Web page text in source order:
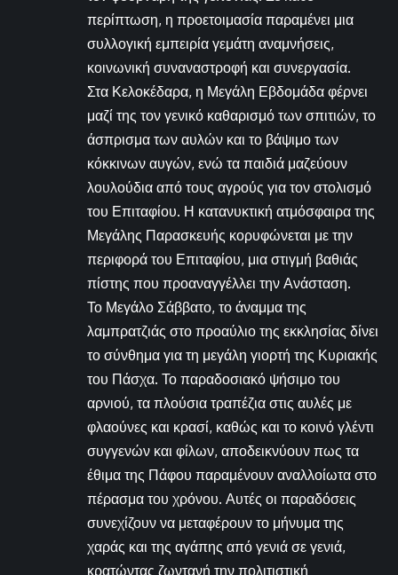
περίπτωση, η προετοιμασία παραμένει μια
συλλογική εμπειρία γεμάτη αναμνήσεις,
κοινωνική συναναστροφή και συνεργασία.
Στα Κελοκέδαρα, η Μεγάλη Εβδομάδα φέρνει
μαζί της τον γενικό καθαρισμό των σπιτιών, το
άσπρισμα των αυλών και το βάψιμο των
κόκκινων αυγών, ενώ τα παιδιά μαζεύουν
λουλούδια από τους αγρούς για τον στολισμό
του Επιταφίου. Η κατανυκτική ατμόσφαιρα της
Μεγάλης Παρασκευής κορυφώνεται με την
περιφορά του Επιταφίου, μια στιγμή βαθιάς
πίστης που προαναγγέλλει την Ανάσταση.
Το Μεγάλο Σάββατο, το άναμμα της
λαμπρατζιάς στο προαύλιο της εκκλησίας δίνει
το σύνθημα για τη μεγάλη γιορτή της Κυριακής
του Πάσχα. Το παραδοσιακό ψήσιμο του
αρνιού, τα πλούσια τραπέζια στις αυλές με
φλαούνες και κρασί, καθώς και το κοινό γλέντι
συγγενών και φίλων, αποδεικνύουν πως τα
έθιμα της Πάφου παραμένουν αναλλοίωτα στο
πέρασμα του χρόνου. Αυτές οι παραδόσεις
συνεχίζουν να μεταφέρουν το μήνυμα της
χαράς και της αγάπης από γενιά σε γενιά,
κρατώντας ζωντανή την πολιτιστική